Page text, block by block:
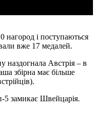
нагород і поступаються
вже 17 медалей.
наздогнала Австрія – в
збірна має більше
5 замикає Швейцарія.